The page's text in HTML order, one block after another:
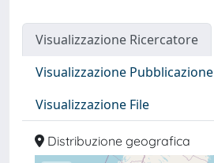
Visualizzazione Ricercatore
Visualizzazione Pubblicazione
Visualizzazione File
Distribuzione geografica